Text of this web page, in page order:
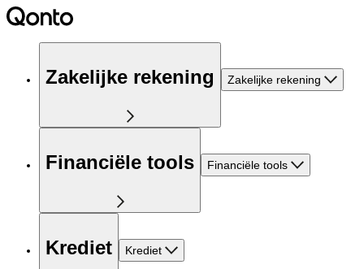
Zakelijke rekening Zakelijke rekening
Financiële tools Financiële tools
Krediet Krediet